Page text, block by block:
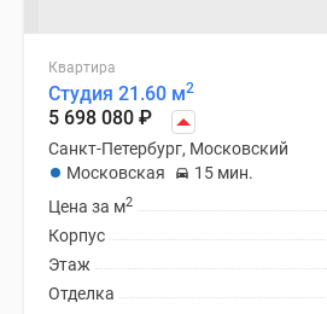
Квартира
Студия 21.60 м2
5 698 080 ₽
Санкт-Петербург, Московский
Московская
15 мин.
Цена за м2
Корпус
Этаж
Отделка